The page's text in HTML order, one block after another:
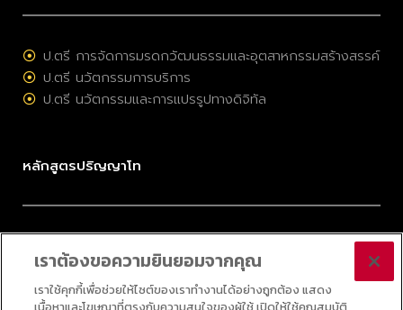
ป.ตรี การจัดการมรดกวัฒนธรรมและอุตสาหกรรมสร้างสรรค์
ป.ตรี นวัตกรรมการบริการ
ป.ตรี นวัตกรรมและการแปรรูปทางดิจิทัล
หลักสูตรปริญญาโท
ป.โท การจัดการมรดกวัฒนธรรมและอุตสาหกรรมสร้างสรรค์
ป.โท การบริหารนวัตกรรมและเทคโนโลยี
ป.โท กลยุทธ์ดิจิทัล
เราต้องขอความยินยอมจากคุณ
เราใช้คุกกี้เพื่อช่วยให้ไซต์ของเราทำงานได้อย่างถูกต้อง แสดง